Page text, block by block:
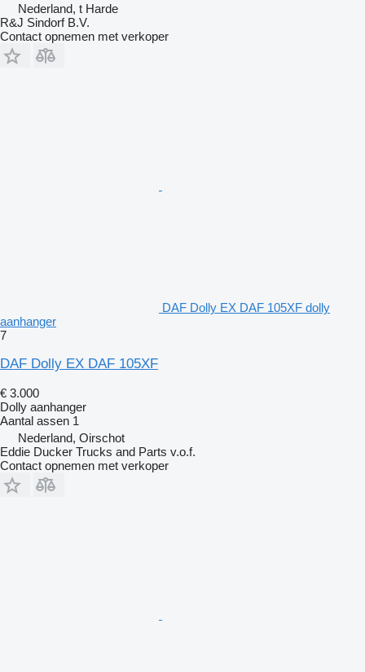
Nederland, t Harde
R&J Sindorf B.V.
Contact opnemen met verkoper
DAF Dolly EX DAF 105XF dolly
aanhanger
7
DAF Dolly EX DAF 105XF
€ 3.000
Dolly aanhanger
Aantal assen 1
Nederland, Oirschot
Eddie Ducker Trucks and Parts v.o.f.
Contact opnemen met verkoper